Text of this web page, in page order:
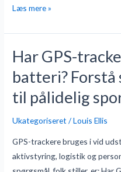
Læs mere »
Har GPS-
batteri?
til pålidelig
Ukategoriseret /Louis Ellis
GPS-trackere bruges i vid
aktivstyring, logistik og
Har
trackere
brug
et
batteri?
Forstå
strømforsyninger